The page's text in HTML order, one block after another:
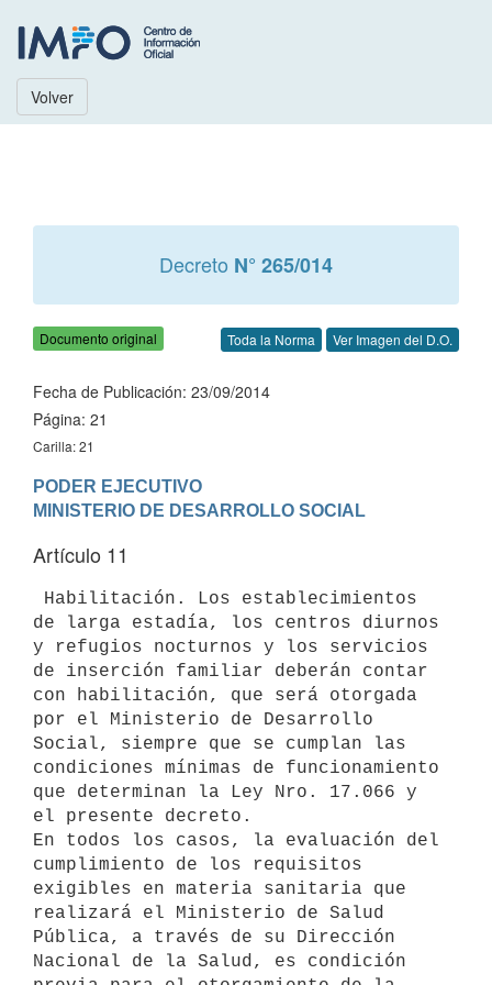
Volver
Decreto N° 265/014
Documento original Toda la Norma Ver Imagen del D.O.
Fecha de Publicación: 23/09/2014
Página: 21
Carilla: 21
PODER EJECUTIVO
Artículo 11
de larga estadía, los centros diurnos
y refugios nocturnos y los servicios
de inserción familiar deberán contar
con habilitación, que será otorgada
por el Ministerio de Desarrollo
Social, siempre que se cumplan las
condiciones mínimas de funcionamiento
que determinan la Ley Nro. 17.066 y
el presente decreto.
En todos los casos, la evaluación del
cumplimiento de los requisitos
exigibles en materia sanitaria que
realizará el Ministerio de Salud
Pública, a través de su Dirección
Nacional de la Salud, es condición